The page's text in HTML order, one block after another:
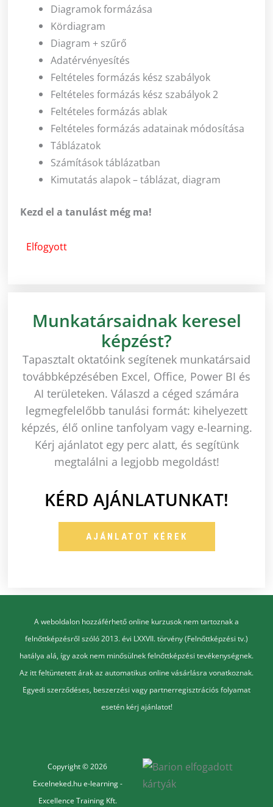
Diagramok formázása
Kördiagram
Diagram + szűrő
Adatérvényesítés
Feltételes formázás kész szabályok
Feltételes formázás kész szabályok 2
Feltételes formázás ablak
Feltételes formázás adatainak módosítása
Táblázatok
Számítások táblázatban
Kimutatás alapok – táblázat, diagram
Kezd el a tanulást még ma!
Elfogyott
Munkatársaidnak keresel
képzést?
Tapasztalt oktatóink segítenek munkatársaid
továbbképzésében Excel, Office, Power BI és
AI területeken. Válaszd a céged számára
legmegfelelőbb tanulási formát: kihelyezett
képzés, élő online tanfolyam vagy e-learning.
Kérj ajánlatot egy perc alatt, és segítünk
megtalálni a legjobb megoldást!
KÉRD AJÁNLATUNKAT!
AJÁNLATOT KÉREK
A weboldalon hozzáférhető online kurzusok nem tartoznak a
felnőttképzésről szóló 2013. évi LXXVII. törvény (Felnőttképzési tv.)
hatálya alá, így azok nem minősülnek felnőttképzési tevékenységnek.
Az itt feltüntetett árak az automatikus online vásárlásra vonatkoznak.
Egyedi szerződéses, beszerzési vagy partnerregisztrációs folyamat
esetén kérj ajánlatot!
Copyright © 2026
Excelneked.hu e-learning -
Excellence Training Kft.